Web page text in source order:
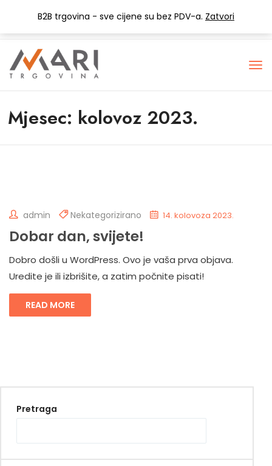
B2B trgovina - sve cijene su bez PDV-a. Zatvori
+385 (0) 1 3441-053
info@mari-trgovina.hr
Mjesec: kolovoz 2023.
admin Nekategorizirano 14. kolovoza 2023.
Dobar dan, svijete!
Dobro došli u WordPress. Ovo je vaša prva objava.
Uredite je ili izbrišite, a zatim počnite pisati!
READ MORE
Pretraga